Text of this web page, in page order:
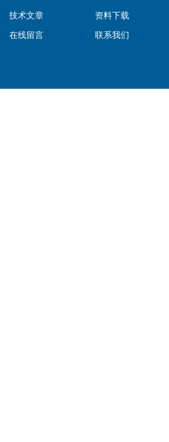
技术文章
资料下载
在线留言
联系我们